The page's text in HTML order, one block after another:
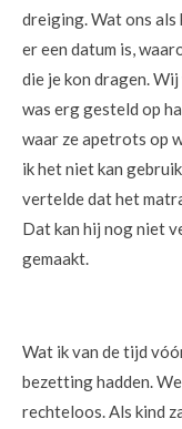
dreiging. Wat ons
er een datum is,
die je kon dragen.
was erg gesteld op
waar ze apetrots op
ik het niet kan
vertelde dat het
Dat kan hij nog niet
gemaakt.
Wat ik van de tijd
bezetting hadden.
rechteloos. Als kind